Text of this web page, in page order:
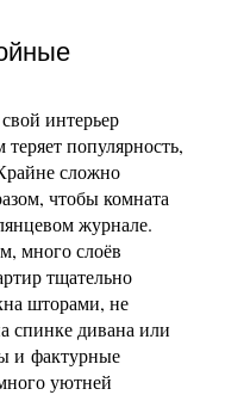
интерьер
популярность,
сложно
чтобы комната
журнале.
много слоёв
тщательно
шторами, не
спинке дивана или
и фактурные
уютней